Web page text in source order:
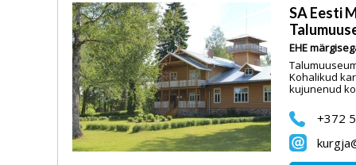
SA Eesti
EHE
Kohalikud
kujunenud
+372